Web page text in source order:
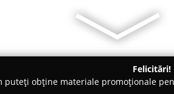
Felicitări!
puteți obține materiale promoționale